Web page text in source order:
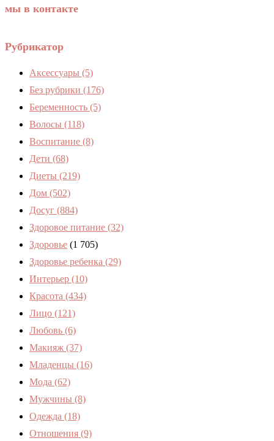
мы в контакте
Рубрикатор
Аксессуары (5)
Без рубрики (176)
Беременность (5)
Волосы (118)
Воспитание (8)
Дети (68)
Диеты (219)
Дом (502)
Досуг (884)
Здоровое питание (32)
Здоровье (1 705)
Здоровье ребенка (29)
Интерьер (10)
Красота (434)
Лицо (121)
Любовь (6)
Макияж (37)
Младенцы (16)
Мода (62)
Мужчины (8)
Одежда (18)
Отношения (9)